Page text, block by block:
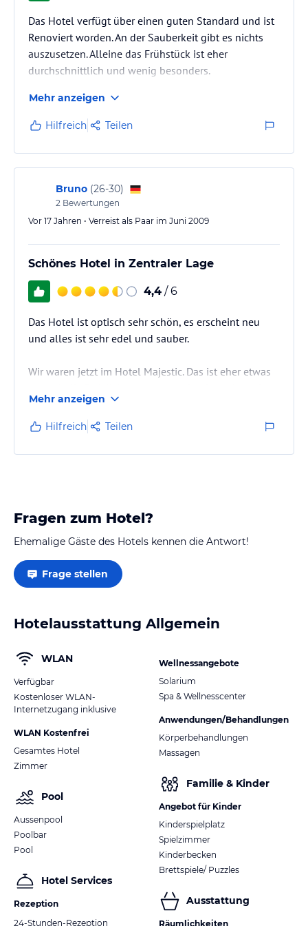
Das Hotel verfügt über einen guten Standard und ist
Renoviert worden. An der Sauberkeit gibt es nichts
auszusetzen. Alleine das Frühstück ist eher
durchschnittlich und wenig besonders.
Mehr anzeigen
Hilfreich Teilen
Bruno (26-30)
2 Bewertungen
Vor 17 Jahren • Verreist als Paar im Juni 2009
Schönes Hotel in Zentraler Lage
4,4 / 6
Das Hotel ist optisch sehr schön, es erscheint neu
und alles ist sehr edel und sauber.
Wir waren jetzt im Hotel Majestic. Das ist eher etwas
besser gefallen.
Mehr anzeigen
Hilfreich Teilen
Fragen zum Hotel?
Ehemalige Gäste des Hotels kennen die Antwort!
Frage stellen
Hotelausstattung Allgemein
WLAN
Verfügbar
Kostenloser WLAN-
Internetzugang inklusive
WLAN Kostenfrei
Gesamtes Hotel
Zimmer
Pool
Aussenpool
Poolbar
Pool
Hotel Services
Rezeption
24-Stunden-Rezeption
Wellnessangebote
Solarium
Spa & Wellnesscenter
Anwendungen/Behandlungen
Körperbehandlungen
Massagen
Familie & Kinder
Angebot für Kinder
Kinderspielplatz
Spielzimmer
Kinderbecken
Brettspiele/ Puzzles
Ausstattung
Räumlichkeiten